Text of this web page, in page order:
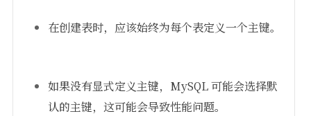
在创建表时，应该始终为每个表定义一个主键。
如果没有显式定义主键，MySQL 可能会选择默
认的主键，这可能会导致性能问题。